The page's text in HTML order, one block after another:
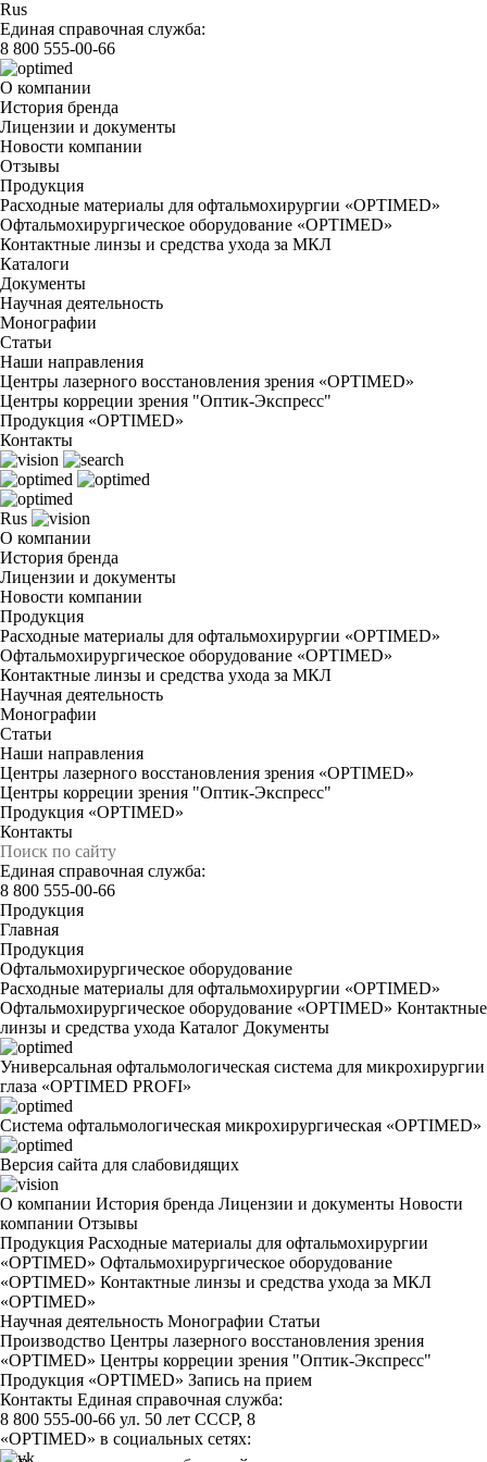
Rus
Единая справочная служба:
8 800 555-00-66
О компании
История бренда
Лицензии и документы
Новости компании
Отзывы
Продукция
Расходные материалы для офтальмохирургии «OPTIMED»
Офтальмохирургическое оборудование «OPTIMED»
Контактные линзы и средства ухода за МКЛ
Каталоги
Документы
Научная деятельность
Монографии
Статьи
Наши направления
Центры лазерного восстановления зрения «OPTIMED»
Центры корреции зрения "Оптик-Экспресс"
Продукция «OPTIMED»
Контакты
Rus
О компании
История бренда
Лицензии и документы
Новости компании
Продукция
Расходные материалы для офтальмохирургии «OPTIMED»
Офтальмохирургическое оборудование «OPTIMED»
Контактные линзы и средства ухода за МКЛ
Научная деятельность
Монографии
Статьи
Наши направления
Центры лазерного восстановления зрения «OPTIMED»
Центры корреции зрения "Оптик-Экспресс"
Продукция «OPTIMED»
Контакты
Единая справочная служба:
8 800 555-00-66
Продукция
Главная
Продукция
Офтальмохирургическое оборудование
Расходные материалы для офтальмохирургии «OPTIMED»
Офтальмохирургическое оборудование «OPTIMED» Контактные
линзы и средства ухода Каталог Документы
Универсальная офтальмологическая система для микрохирургии
глаза «OPTIMED PROFI»
Система офтальмологическая микрохирургическая «OPTIMED»
Версия сайта для слабовидящих
О компании История бренда Лицензии и документы Новости
компании Отзывы
Продукция Расходные материалы для офтальмохирургии
«OPTIMED» Офтальмохирургическое оборудование
«OPTIMED» Контактные линзы и средства ухода за МКЛ
«OPTIMED»
Научная деятельность Монографии Статьи
Производство Центры лазерного восстановления зрения
«OPTIMED» Центры корреции зрения "Оптик-Экспресс"
Продукция «OPTIMED» Запись на прием
Контакты Единая справочная служба:
8 800 555-00-66 ул. 50 лет СССР, 8
«OPTIMED» в социальных сетях: